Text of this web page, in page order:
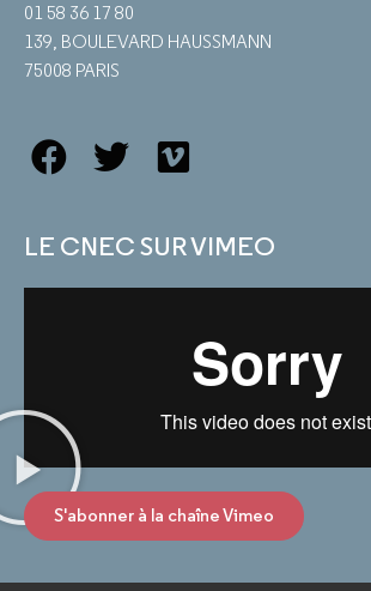
01 58 36 17 80
139, BOULEVARD HAUSSMANN
75008 PARIS
LE CNEC SUR VIMEO
S'abonner à la chaîne Vimeo